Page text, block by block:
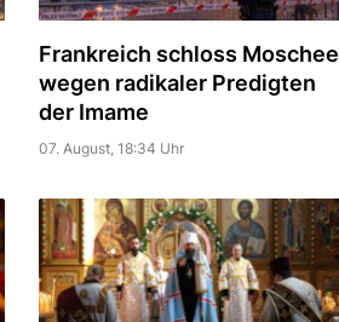
Frankreich schloss Moschee
wegen radikaler Predigten
der Imame
07. August, 18:34 Uhr